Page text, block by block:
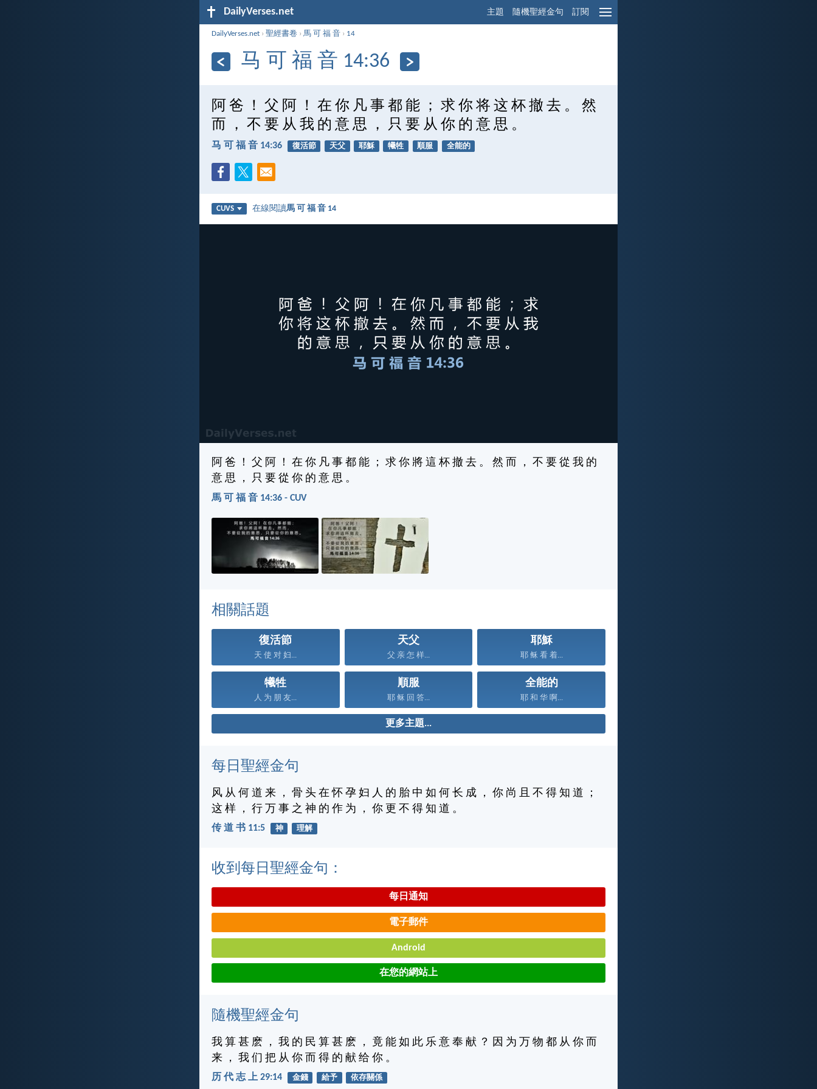
DailyVerses.net 主題 隨機聖經金句 訂閱
DailyVerses.net ›聖經書卷 ›馬 可 福 音 › 14
马 可 福 音 14:36
阿 爸 ！ 父 阿 ！ 在 你 凡 事 都 能 ； 求 你 将 这 杯 撤 去 。 然
而 ， 不 要 从 我 的 意 思 ， 只 要 从 你 的 意 思 。
马 可 福 音 14:36 復活節 天父 耶穌 犧牲 順服 全能的
CUVS 在線閱讀馬 可 福 音 14
阿 爸 ！ 父 阿 ！ 在 你 凡 事 都 能 ； 求 你 將 這 杯 撤 去 。 然 而 ， 不 要 從 我 的
意 思 ， 只 要 從 你 的 意 思 。
馬 可 福 音 14:36 - CUV
相關話題
復活節
天 使 对 妇...
天父
父 亲 怎 样...
耶穌
耶 稣 看 着...
犧牲
人 为 朋 友...
順服
耶 稣 回 答...
全能的
耶 和 华 啊...
更多主題...
每日聖經金句
风 从 何 道 来 ， 骨 头 在 怀 孕 妇 人 的 胎 中 如 何 长 成 ， 你 尚 且 不 得 知 道 ；
这 样 ， 行 万 事 之 神 的 作 为 ， 你 更 不 得 知 道 。
传 道 书 11:5 神 理解
收到每日聖經金句：
每日通知
電子郵件
Android
在您的網站上
隨機聖經金句
我 算 甚 麽 ， 我 的 民 算 甚 麽 ， 竟 能 如 此 乐 意 奉 献 ？ 因 为 万 物 都 从 你 而
来 ， 我 们 把 从 你 而 得 的 献 给 你 。
历 代 志 上 29:14 金錢 給予 依存關係